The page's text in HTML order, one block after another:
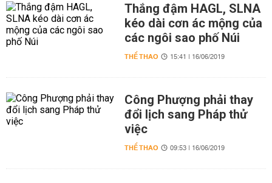
Thắng đậm HAGL, SLNA
kéo dài cơn ác mộng của
các ngôi sao phố Núi
THỂ THAO 15:41 | 16/06/2019
Công Phượng phải thay
đổi lịch sang Pháp thử
việc
THỂ THAO 09:53 | 16/06/2019